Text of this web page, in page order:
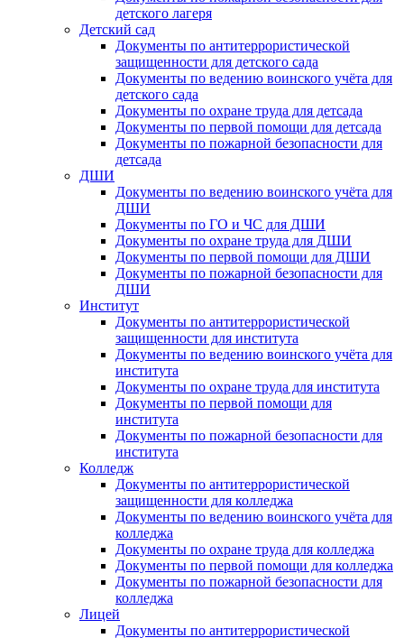
детского лагеря
Детский сад
Документы по антитеррористической
защищенности для детского сада
Документы по ведению воинского учёта для
детского сада
Документы по охране труда для детсада
Документы по первой помощи для детсада
Документы по пожарной безопасности для
детсада
ДШИ
Документы по ведению воинского учёта для
ДШИ
Документы по ГО и ЧС для ДШИ
Документы по охране труда для ДШИ
Документы по первой помощи для ДШИ
Документы по пожарной безопасности для
ДШИ
Институт
Документы по антитеррористической
защищенности для института
Документы по ведению воинского учёта для
института
Документы по охране труда для института
Документы по первой помощи для
института
Документы по пожарной безопасности для
института
Колледж
Документы по антитеррористической
защищенности для колледжа
Документы по ведению воинского учёта для
колледжа
Документы по охране труда для колледжа
Документы по первой помощи для колледжа
Документы по пожарной безопасности для
колледжа
Лицей
Документы по антитеррористической